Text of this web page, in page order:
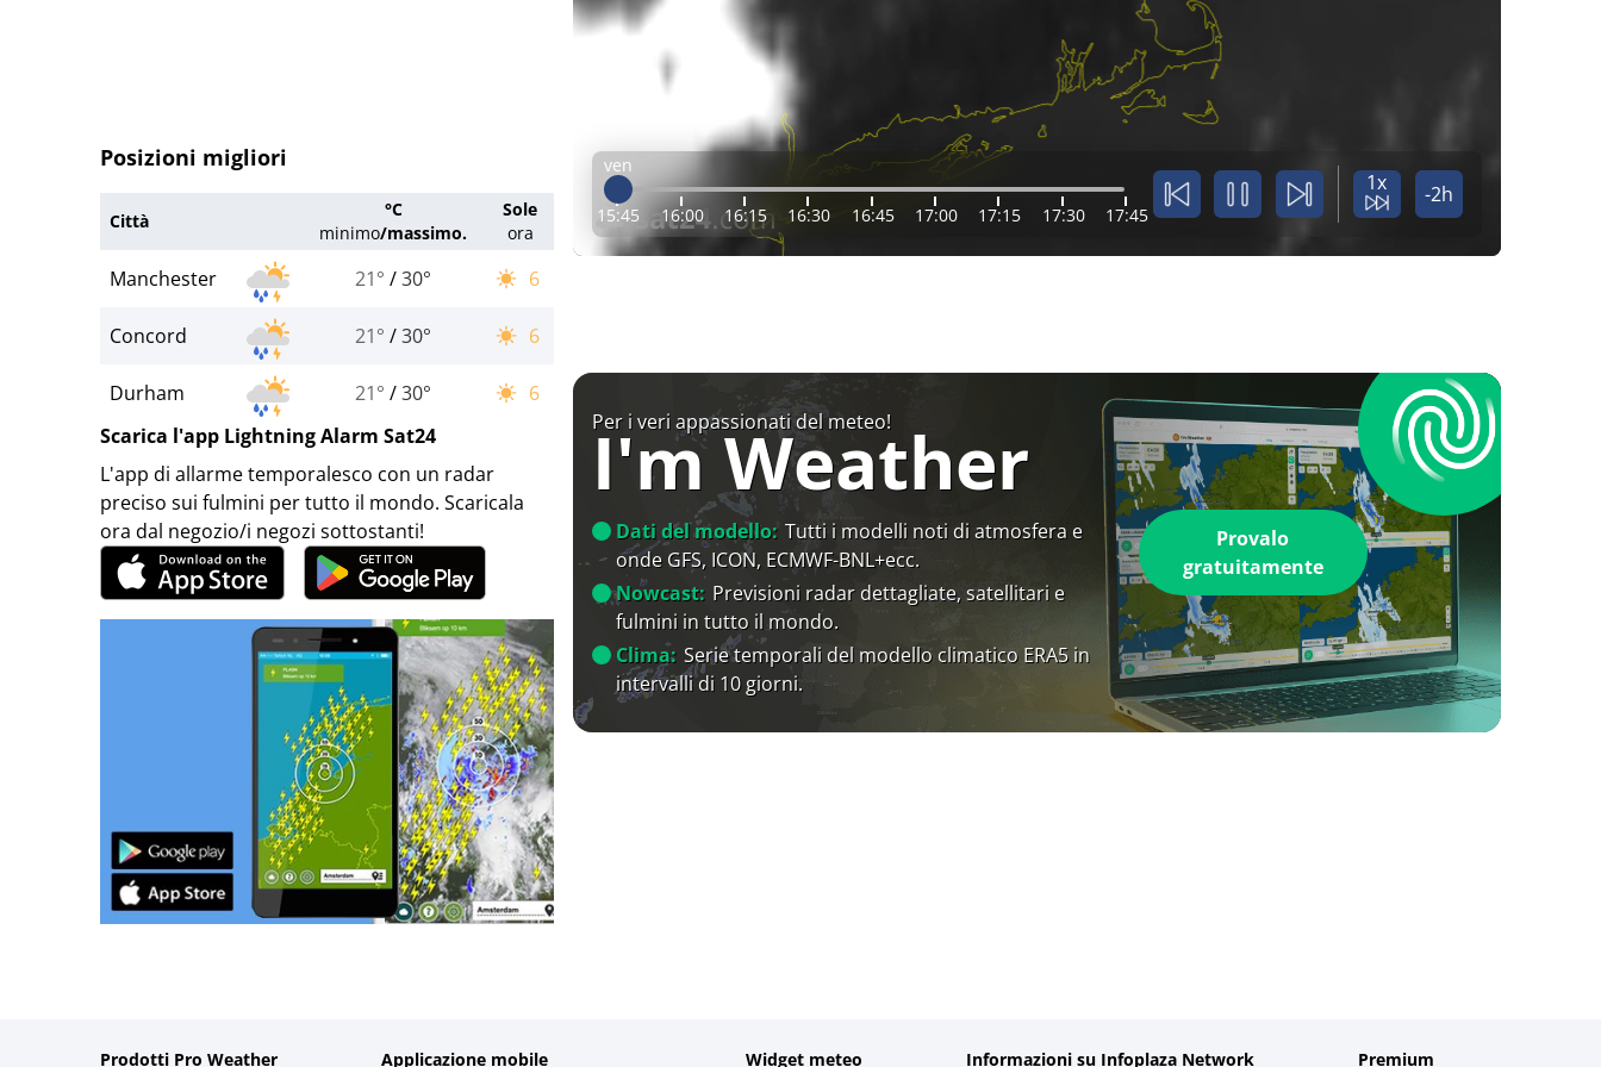
Posizioni migliori
Città
°C
minimo/massimo.
Sole
ora
Manchester 21° /30° 6
Concord 21° /30° 6
Durham 21° /30°
6
Scarica l'app Lightning Alarm Sat24
L'app di allarme temporalesco con un radar
preciso sui fulmini per tutto il mondo. Scaricala
ora dal negozio/i negozi sottostanti!
ven
15:45 16:00 16:15 16:30 16:45 17:00 17:15 17:30 17:45
1x -2h
Per i veri appassionati del meteo!
I'm Weather
Dati del modello: Tutti i modelli noti di atmosfera e
onde GFS, ICON, ECMWF-BNL+ecc.
Nowcast: Previsioni radar dettagliate, satellitari e
fulmini in tutto il mondo.
Clima: Serie temporali del modello climatico ERA5 in
intervalli di 10 giorni.
Provalo
gratuitamente
Prodotti Pro Weather Applicazione mobile Widget meteo Informazioni su Infoplaza Network Premium